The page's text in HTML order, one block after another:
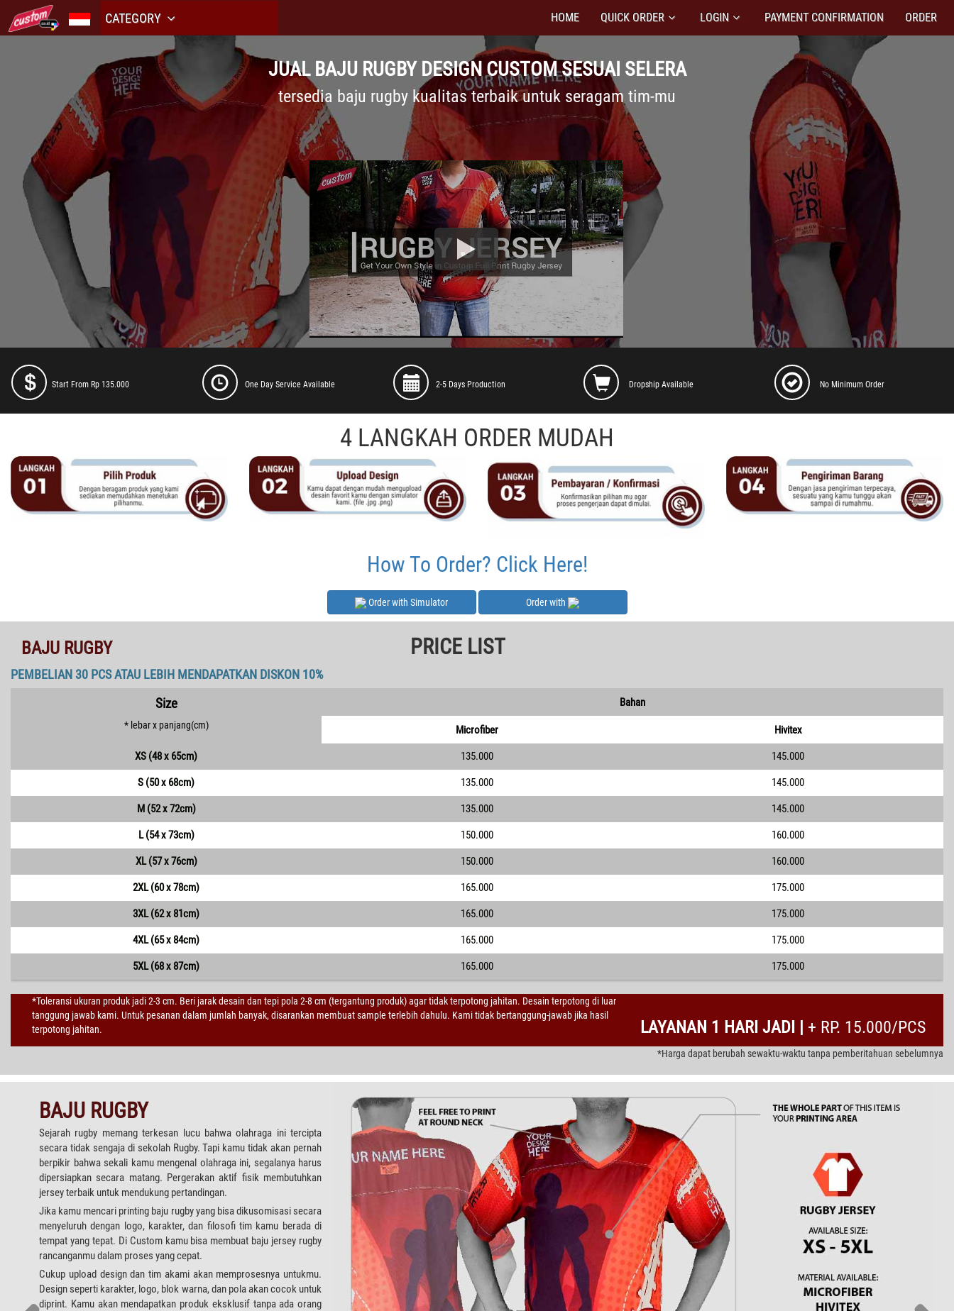
CATEGORY HOME QUICK ORDER LOGIN PAYMENT CONFIRMATION ORDER
JUAL BAJU RUGBY DESIGN CUSTOM SESUAI SELERA
tersedia baju rugby kualitas terbaik untuk seragam tim-mu
Start From Rp 135.000 One Day Service Available 2-5 Days Production Dropship Available No Minimum Order
4 LANGKAH ORDER MUDAH
How To Order? Click Here!
Order with Simulator Order with
BAJU RUGBY PRICE LIST
PEMBELIAN 30 PCS ATAU LEBIH MENDAPATKAN DISKON 10%
Size
* lebar x panjang(cm)
Bahan
Microfiber Hivitex
XS (48 x 65cm) 135.000 145.000
S (50 x 68cm) 135.000 145.000
M (52 x 72cm) 135.000 145.000
L (54 x 73cm) 150.000 160.000
XL (57 x 76cm) 150.000 160.000
2XL (60 x 78cm) 165.000 175.000
3XL (62 x 81cm) 165.000 175.000
4XL (65 x 84cm) 165.000 175.000
5XL (68 x 87cm) 165.000 175.000
*Toleransi ukuran produk jadi 2-3 cm. Beri jarak desain dan tepi pola 2-8 cm (tergantung produk) agar tidak terpotong jahitan. Desain terpotong di luar
tanggung jawab kami. Untuk pesanan dalam jumlah banyak, disarankan membuat sample terlebih dahulu. Kami tidak bertanggung-jawab jika hasil
terpotong jahitan.
LAYANAN 1 HARI JADI | + RP. 15.000/PCS
*Harga dapat berubah sewaktu-waktu tanpa pemberitahuan sebelumnya
BAJU RUGBY
Sejarah rugby memang terkesan lucu bahwa olahraga ini tercipta
secara tidak sengaja di sekolah Rugby. Tapi kamu tidak akan pernah
berpikir bahwa sekali kamu mengenal olahraga ini, segalanya harus
dipersiapkan secara matang. Pergerakan aktif fisik membutuhkan
jersey terbaik untuk mendukung pertandingan.
Jika kamu mencari printing baju rugby yang bisa dikusomisasi secara
menyeluruh dengan logo, karakter, dan filosofi tim kamu berada di
tempat yang tepat. Di Custom kamu bisa membuat baju jersey rugby
rancanganmu dalam proses yang cepat.
Cukup upload design dan tim akami akan memprosesnya untukmu.
Design seperti karakter, logo, blok warna, dan pola akan cocok untuk
diprint. Kamu akan mendapatkan produk eksklusif tanpa ada orang